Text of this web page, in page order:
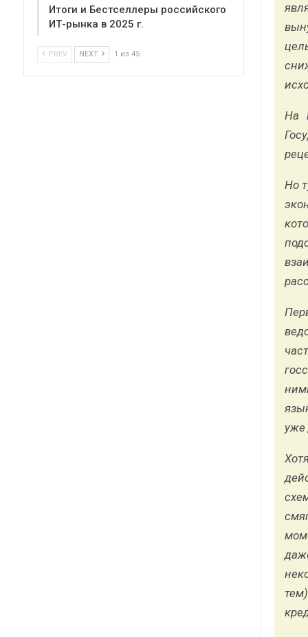
На
Но
уже
Итоги и Бестселлеры российского
ИТ-рынка в 2025 г.
PREV NEXT 1 из 45